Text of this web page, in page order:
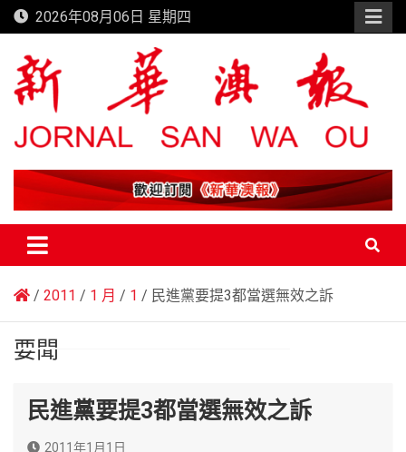
Skip
to
content
2026年08月06日 星期四
新華澳報
2011 1 月 1 民進黨要提3都當選無效之訴
要聞
民進黨要提3都當選無效之訴
2011年1月1日